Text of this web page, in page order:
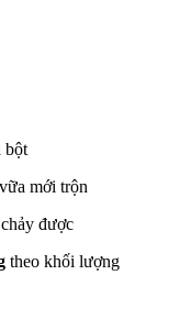
bột
mới trộn
được
theo khối lượng